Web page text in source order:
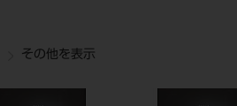
その他を表示